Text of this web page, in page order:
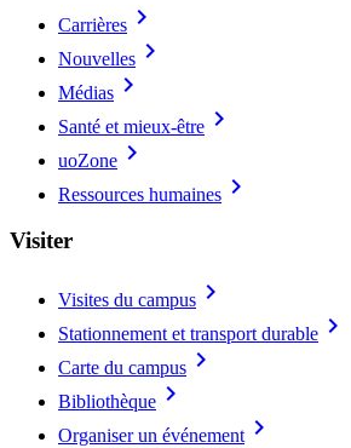
Carrières chevron_right
Nouvelles chevron_right
Médias chevron_right
Santé et mieux-être chevron_right
uoZone chevron_right
Ressources humaines chevron_right
Visiter
Visites du campus chevron_right
Stationnement et transport durable chevron_right
Carte du campus chevron_right
Bibliothèque chevron_right
Organiser un événement chevron_right